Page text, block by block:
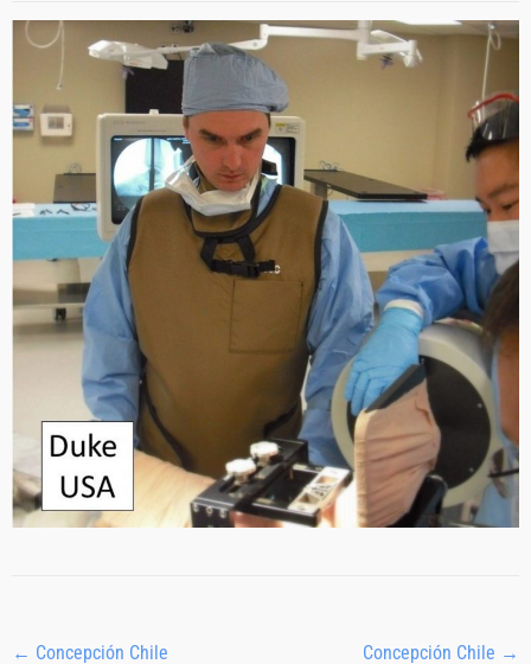
← Concepción Chile Concepción Chile →